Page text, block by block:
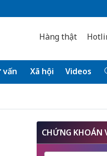
Hàng thật
vấn Xã hội Videos
CHỨNG KHOÁN